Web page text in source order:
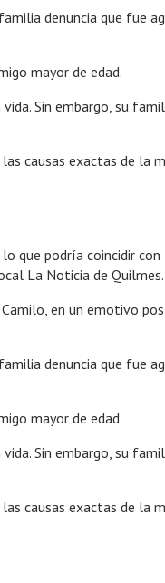
denuncia que fue
mayor de edad.
Sin embargo, su
causas exactas de la
que podría coincidir con
La Noticia de Quilmes.
en un emotivo
denuncia que fue
mayor de edad.
Sin embargo, su
causas exactas de la